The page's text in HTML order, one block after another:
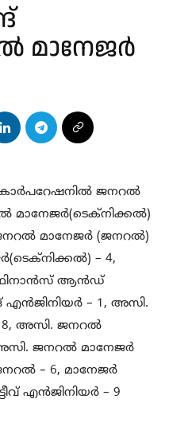
മാനേജർ
ജനറൽ
മാനേജർ(ടെക്നിക്കൽ)
ജനറൽ മാനേജർ (ജനറൽ)
– 4,
(ഫിനാൻസ് ആൻഡ്
– 1, അസി.
8, അസി. ജനറൽ
ജനറൽ മാനേജർ
– 6, മാനേജർ
എൻജിനിയർ – 9